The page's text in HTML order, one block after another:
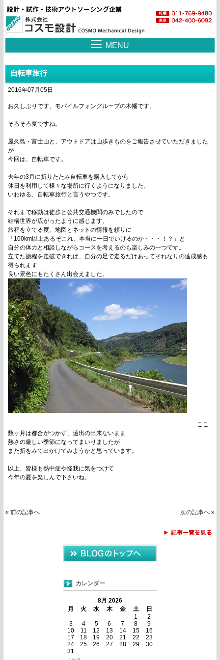
MENU
自転車旅行
2016年07月05日
お久しぶりです、モバイルフォングループの木幡です。
そろそろ夏ですね。
屋久島・富士山と、アウトドアは山歩きものをご報告させていただきました
が
今回は、自転車です。
去年の3月に折りたたみ自転車を購入してから
休日を利用して様々な場所に行くようになりました。
いわゆる、自転車旅行と言うやつです。
それまで移動は徒歩と公共交通機関のみでしたので
結構世界が広がったように感じます。
旅程を立てる度、地図とネットの情報を頼りに
「100km以上あるぞこれ、本当に一日でいけるのか・・・！？」と
自分の体力と相談しながらコースを考えるのも楽しみの一つです。
立てた旅程を走破できれば、自分の足で走るだけあってそれなりの達成感も
得られます
良い景色にもたくさん出会えました。
ここ
数ヶ月は都合がつかず、遠出の出来ないまま
熱さの厳しい季節になってまいりましたが
また折をみて出かけてみようかと思っています。
以上、皆様も熱中症や怪我に気をつけて
今年の夏を楽しんで下さいね。
«前の記事へ 次の記事へ»
カレンダー
8月 2026
月
火 水 木 金 土
日
1
2
3
4 5 6 7 8
9
10
11 12 13 14 15
16
17
18 19 20 21 22
23
24
25 26 27 28 29
30
31